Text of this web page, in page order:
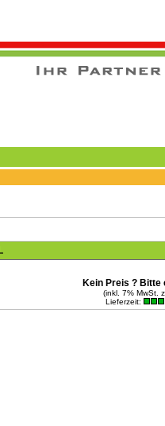
Kein Preis ? Bitte
(inkl. 7% MwSt.
Lieferzeit: